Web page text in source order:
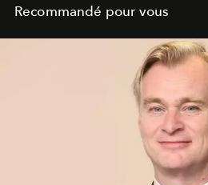
Recommandé pour vous